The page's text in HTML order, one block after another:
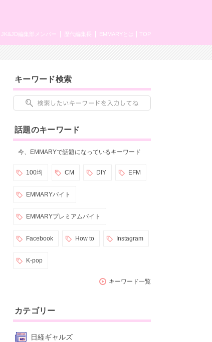
TOP
EMMARYとは
歴代編集長
JK&JD編集部メンバー
キーワード検索
話題のキーワード
今、EMMARYで話題になっているキーワード
100均 CM DIY EFM
EMMARYバイト
EMMARYプレミアムバイト
Facebook How to Instagram
K-pop
キーワード一覧
カテゴリー
日経ギャルズ